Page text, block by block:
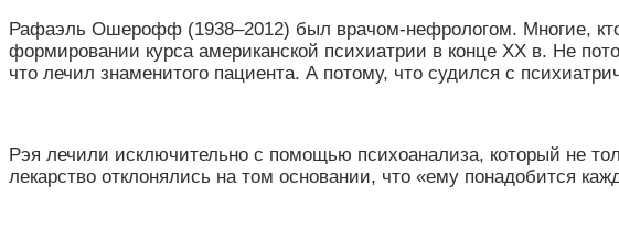
Рафаэль Ошерофф (1938–2012) был врачом-нефрологом. Многие,
формировании курса американской психиатрии в конце XX в. Не
что лечил знаменитого пациента. А потому, что судился с
Рэя лечили исключительно с помощью психоанализа, который не
лекарство отклонялись на том основании, что «ему понадобится